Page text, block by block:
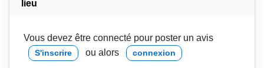
lieu
Vous devez être connecté pour poster un avis
S'inscrire ou alors connexion